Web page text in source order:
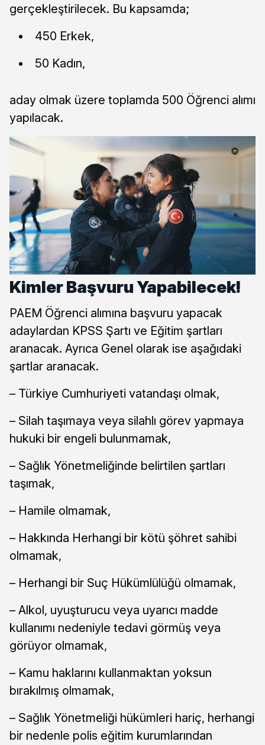
gerçekleştirilecek. Bu kapsamda;
450 Erkek,
50 Kadın,
aday olmak üzere toplamda 500 Öğrenci alımı
yapılacak.
Kimler Başvuru Yapabilecek!
PAEM Öğrenci alımına başvuru yapacak
adaylardan KPSS Şartı ve Eğitim şartları
aranacak. Ayrıca Genel olarak ise aşağıdaki
şartlar aranacak.
– Türkiye Cumhuriyeti vatandaşı olmak,
– Silah taşımaya veya silahlı görev yapmaya
hukuki bir engeli bulunmamak,
– Sağlık Yönetmeliğinde belirtilen şartları
taşımak,
– Hamile olmamak,
– Hakkında Herhangi bir kötü şöhret sahibi
olmamak,
– Herhangi bir Suç Hükümlülüğü olmamak,
– Alkol, uyuşturucu veya uyarıcı madde
kullanımı nedeniyle tedavi görmüş veya
görüyor olmamak,
– Kamu haklarını kullanmaktan yoksun
bırakılmış olmamak,
– Sağlık Yönetmeliği hükümleri hariç, herhangi
bir nedenle polis eğitim kurumlarından